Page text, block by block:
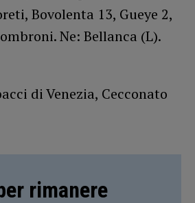
Bovolenta 13, Gueye 2,
Ne: Bellanca (L).
di Venezia, Cecconato
rimanere